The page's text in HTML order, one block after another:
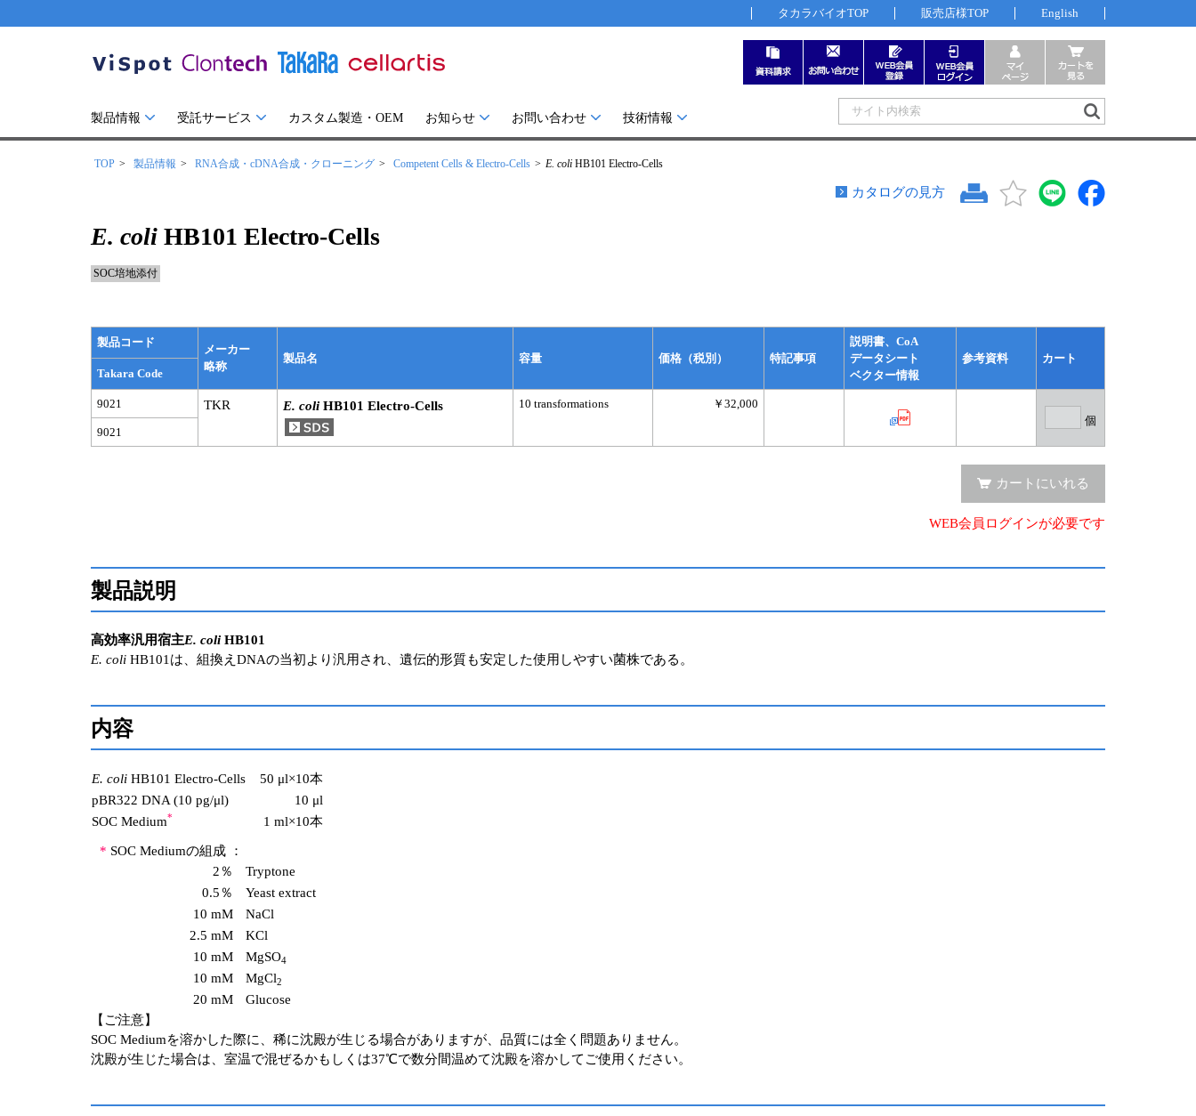
タカラバイオTOP 販売店様TOP English
製品情報 受託サービス カスタム製造・OEM お知らせ お問い合わせ 技術情報
TOP 製品情報 RNA合成・cDNA合成・クローニング Competent Cells & Electro-Cells E. coli HB101 Electro-Cells
カタログの見方
E. coli HB101 Electro-Cells
SOC培地添付
製品コード
メーカー
略称
製品名 容量 価格（税別） 特記事項
説明書、CoA
データシート
ベクター情報
参考資料
カート
Takara Code
9021 TKR E. coli HB101 Electro-Cells 10 transformations
￥32,000
個
9021
カートにいれる
WEB会員ログインが必要です
製品説明
高効率汎用宿主E. coli HB101
E. coli HB101は、組換えDNAの当初より汎用され、遺伝的形質も安定した使用しやすい菌株である。
内容
E. coli HB101 Electro-Cells
50 μl×10本
pBR322 DNA (10 pg/μl)
10 μl
SOC Medium* 1 ml×10本
* SOC Mediumの組成 ：
2％
Tryptone
0.5％
Yeast extract
10 mM
NaCl
2.5 mM
KCl
10 mM
MgSO4
10 mM MgCl2
20 mM
Glucose
【ご注意】
SOC Mediumを溶かした際に、稀に沈殿が生じる場合がありますが、品質には全く問題ありません。
沈殿が生じた場合は、室温で混ぜるかもしくは37℃で数分間温めて沈殿を溶かしてご使用ください。